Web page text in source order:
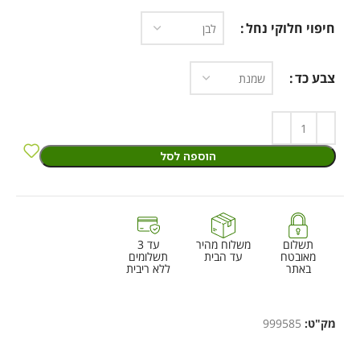
חיפוי חלוקי נחל
צבע כד
הוספה לסל
תשלום
מאובטח
באתר
משלוח מהיר
עד הבית
עד 3
תשלומים
ללא ריבית
מק"ט: 999585